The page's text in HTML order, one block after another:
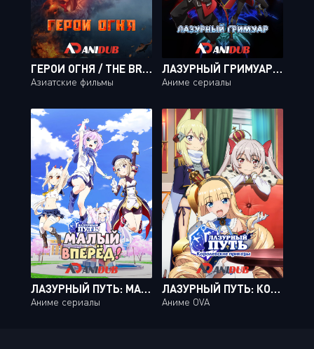
ГЕРОИ ОГНЯ / THE BRAVEST
Азиатские фильмы
ЛАЗУРНЫЙ ГРИМУАР / BLAZBLUE: ALTER MEMORY [12 ИЗ 12]
Аниме сериалы
ЛАЗУРНЫЙ ПУТЬ: МАЛЫЙ ВПЕРЁД! / AZUR LANE: BISKU ZENSHIN! [12 ИЗ 12]
Аниме сериалы
ЛАЗУРНЫЙ ПУТЬ: КОРОЛЕВСКИЕ ПРИКАЗЫ / AZUR LANE: QUEEN'S ORDERS [02 ИЗ 02]
Аниме OVA